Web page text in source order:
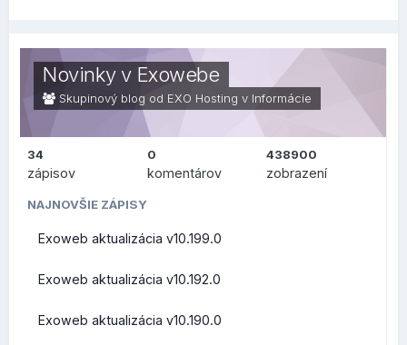
oblasti IT), v druhej sekcii je prehľad, čo sa zmenilo na
bežnej používateľskej úrovni.
ZMENY PRE
POUŽÍVATEĽOV (FRONT-
END)
Novinky v Exowebe
Skupinový blog od EXO Hosting v Informácie
34
zápisov
0
komentárov
438900
zobrazení
NAJNOVŠIE ZÁPISY
Exoweb aktualizácia v10.199.0
Exoweb aktualizácia v10.192.0
Exoweb aktualizácia v10.190.0